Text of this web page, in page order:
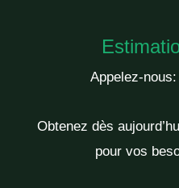
Appelez-nous:
Obtenez dès
pour vos